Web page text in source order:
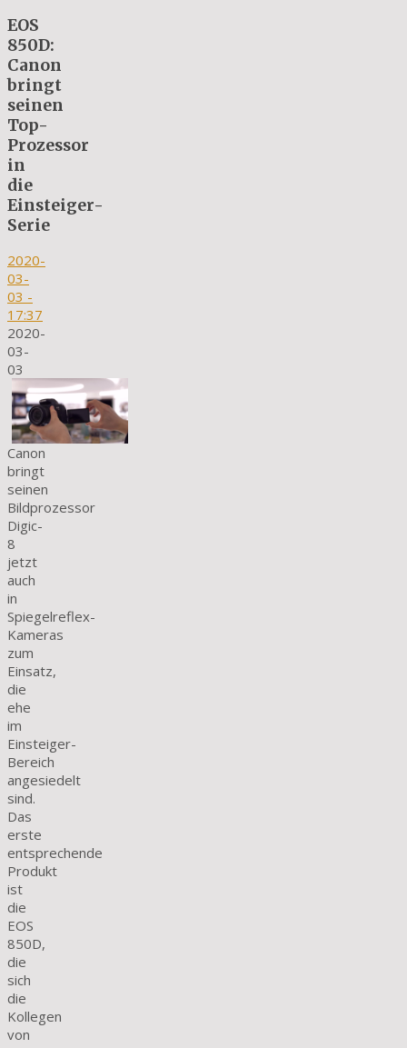
EOS
850D:
Canon
bringt
seinen
Top-
Prozessor
in
die
Einsteiger-
Serie
2020-
03-
03 -
17:37
2020-
03-
03
Canon
bringt
seinen
Bildprozessor
Digic-
8
jetzt
auch
in
Spiegelreflex-
Kameras
zum
Einsatz,
die
ehe
im
Einsteiger-
Bereich
angesiedelt
sind.
Das
erste
entsprechende
Produkt
ist
die
EOS
850D,
die
sich
die
Kollegen
von